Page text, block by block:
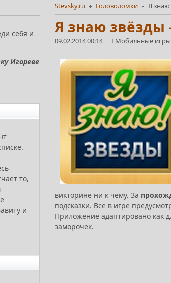
Stevsky.ru Головоломки Я
Я знаю звёзды
09.02.2014 00:14 Мобильные игры
викторине ни к чему. За
подсказки. Все в игре
Приложение адаптировано как
заморочек.
себя и
Игореве
то,
и